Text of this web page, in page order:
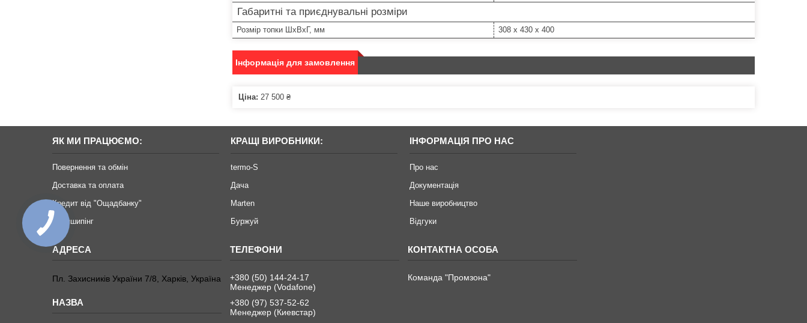
Габаритні та приєднувальні розміри
Розмір топки ШхВхГ, мм 308 x 430 x 400
Інформація для замовлення
Ціна: 27 500 ₴
ЯК МИ ПРАЦЮЄМО:
Повернення та обмін
Доставка та оплата
Кредит від "Ощадбанку"
Дропшипінг
КРАЩІ ВИРОБНИКИ:
termo-S
Дача
Marten
Буржуй
ІНФОРМАЦІЯ ПРО НАС
Про нас
Документація
Наше виробництво
Відгуки
Пл. Захисників України 7/8, Харків, Україна
+380 (50) 144-24-17
Менеджер (Vodafone)
+380 (97) 537-52-62
Менеджер (Киевстар)
Команда "Промзона"